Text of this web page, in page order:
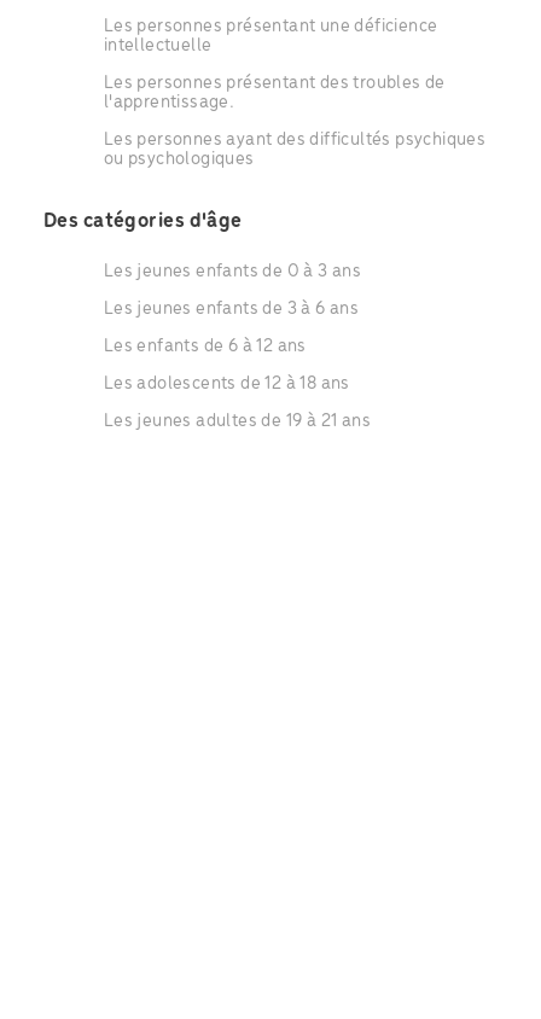
Les personnes présentant une déficience
intellectuelle
Les personnes présentant des troubles de
l'apprentissage.
Les personnes ayant des difficultés psychiques
ou psychologiques
Des catégories d'âge
Les jeunes enfants de 0 à 3 ans
Les jeunes enfants de 3 à 6 ans
Les enfants de 6 à 12 ans
Les adolescents de 12 à 18 ans
Les jeunes adultes de 19 à 21 ans